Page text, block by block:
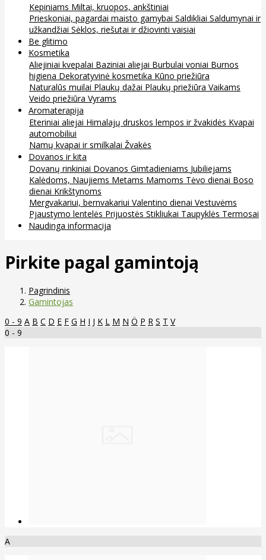
Kepiniams Miltai, kruopos, ankštiniai
Prieskoniai, pagardai maisto gamybai Saldikliai Saldumynai ir
užkandžiai Sėklos, riešutai ir džiovinti vaisiai
Be glitimo
Kosmetika
Aliejiniai kvepalai Baziniai aliejai Burbulai voniai Burnos
higiena Dekoratyvinė kosmetika Kūno priežiūra
Naturalūs muilai Plaukų dažai Plaukų priežiūra Vaikams
Veido priežiūra Vyrams
Aromaterapija
Eteriniai aliejai Himalajų druskos lempos ir žvakidės Kvapai
automobiliui
Namų kvapai ir smilkalai Žvakės
Dovanos ir kita
Dovanų rinkiniai Dovanos Gimtadieniams Jubiliejams
Kalėdoms, Naujiems Metams Mamoms Tėvo dienai Boso
dienai Krikštynoms
Mergvakariui, bernvakariui Valentino dienai Vestuvėms
Pjaustymo lentelės Prijuostės Stikliukai Taupyklės Termosai
Naudinga informacija
Pirkite pagal gamintoją
Pagrindinis
Gamintojas
0 - 9 A B C D E F G H I J K L M N Ö P R S T V
0 - 9
A